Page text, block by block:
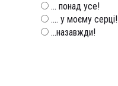
... понад усе!
.... у моєму серці!
...назавжди!